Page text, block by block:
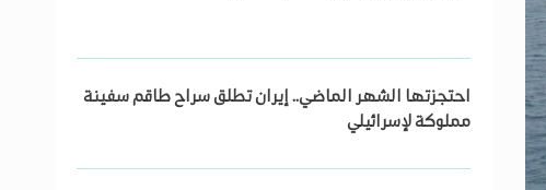
احتجزتها الشهر الماضي.. إيران تطلق سراح طاقم سفينة
مملوكة لإسرائيلي